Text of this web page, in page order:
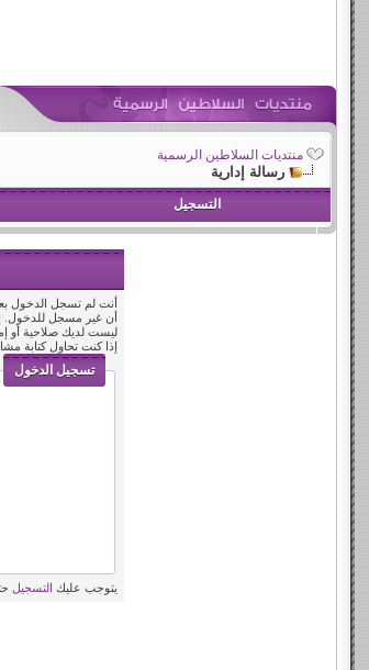
منتديات السلاطين الرسمية
رسالة إدارية
التسجيل
أنت لم تسجل الدخول
أن غير مسجل للدخول.
ليست لديك صلاحية أو
إذا كنت تحاول كتابة
تسجيل الدخول
يتوجب عليك التسجيل